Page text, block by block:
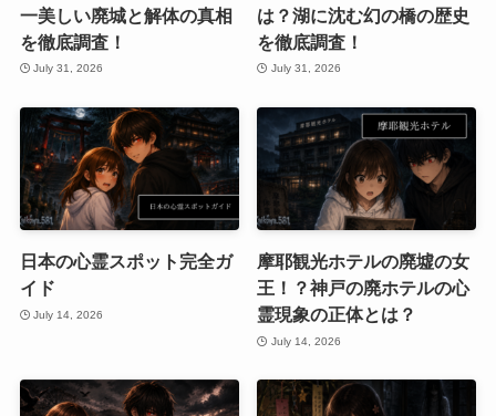
一美しい廃城と解体の真相
を徹底調査！
July 31, 2026
は？湖に沈む幻の橋の歴史
を徹底調査！
July 31, 2026
日本の心霊スポット完全ガ
イド
July 14, 2026
摩耶観光ホテルの廃墟の女
王！？神戸の廃ホテルの心
霊現象の正体とは？
July 14, 2026